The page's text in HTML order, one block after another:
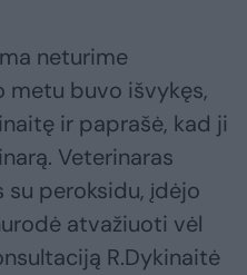
neturime
buvo išvykęs,
ir paprašė, kad ji
Veterinaras
su peroksidu, įdėjo
atvažiuoti vėl
R.Dykinaitė